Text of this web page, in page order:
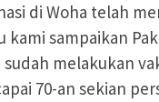
di Woha telah
kami sampaikan
sudah melakukan
70-an sekian